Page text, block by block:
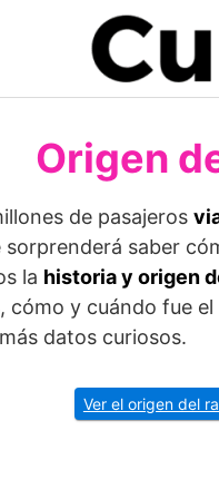
Origen
de pasajeros
saber
la historia y origen
, cómo y cuándo fue el
datos curiosos.
Ver el origen del